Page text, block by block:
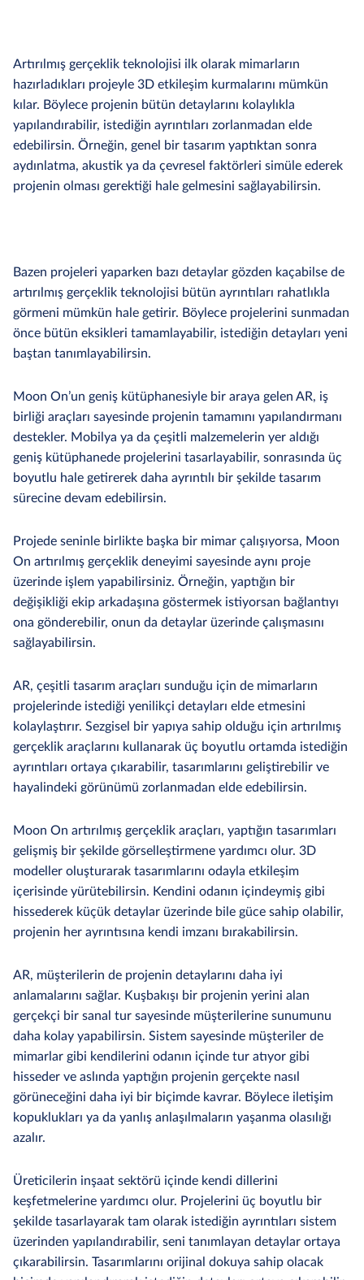
Artırılmış gerçeklik teknolojisi ilk olarak mimarların
hazırladıkları projeyle 3D etkileşim kurmalarını mümkün
kılar. Böylece projenin bütün detaylarını kolaylıkla
yapılandırabilir, istediğin ayrıntıları zorlanmadan elde
edebilirsin. Örneğin, genel bir tasarım yaptıktan sonra
aydınlatma, akustik ya da çevresel faktörleri simüle ederek
projenin olması gerektiği hale gelmesini sağlayabilirsin.
Bazen projeleri yaparken bazı detaylar gözden kaçabilse de
artırılmış gerçeklik teknolojisi bütün ayrıntıları rahatlıkla
görmeni mümkün hale getirir. Böylece projelerini sunmadan
önce bütün eksikleri tamamlayabilir, istediğin detayları yeni
baştan tanımlayabilirsin.
Moon On’un geniş kütüphanesiyle bir araya gelen AR, iş
birliği araçları sayesinde projenin tamamını yapılandırmanı
destekler. Mobilya ya da çeşitli malzemelerin yer aldığı
geniş kütüphanede projelerini tasarlayabilir, sonrasında üç
boyutlu hale getirerek daha ayrıntılı bir şekilde tasarım
sürecine devam edebilirsin.
Projede seninle birlikte başka bir mimar çalışıyorsa, Moon
On artırılmış gerçeklik deneyimi sayesinde aynı proje
üzerinde işlem yapabilirsiniz. Örneğin, yaptığın bir
değişikliği ekip arkadaşına göstermek istiyorsan bağlantıyı
ona gönderebilir, onun da detaylar üzerinde çalışmasını
sağlayabilirsin.
AR, çeşitli tasarım araçları sunduğu için de mimarların
projelerinde istediği yenilikçi detayları elde etmesini
kolaylaştırır. Sezgisel bir yapıya sahip olduğu için artırılmış
gerçeklik araçlarını kullanarak üç boyutlu ortamda istediğin
ayrıntıları ortaya çıkarabilir, tasarımlarını geliştirebilir ve
hayalindeki görünümü zorlanmadan elde edebilirsin.
Moon On artırılmış gerçeklik araçları, yaptığın tasarımları
gelişmiş bir şekilde görselleştirmene yardımcı olur. 3D
modeller oluşturarak tasarımlarını odayla etkileşim
içerisinde yürütebilirsin. Kendini odanın içindeymiş gibi
hissederek küçük detaylar üzerinde bile güce sahip olabilir,
projenin her ayrıntısına kendi imzanı bırakabilirsin.
AR, müşterilerin de projenin detaylarını daha iyi
anlamalarını sağlar. Kuşbakışı bir projenin yerini alan
gerçekçi bir sanal tur sayesinde müşterilerine sunumunu
daha kolay yapabilirsin. Sistem sayesinde müşteriler de
mimarlar gibi kendilerini odanın içinde tur atıyor gibi
hisseder ve aslında yaptığın projenin gerçekte nasıl
görüneceğini daha iyi bir biçimde kavrar. Böylece iletişim
kopuklukları ya da yanlış anlaşılmaların yaşanma olasılığı
azalır.
Üreticilerin inşaat sektörü içinde kendi dillerini
keşfetmelerine yardımcı olur. Projelerini üç boyutlu bir
şekilde tasarlayarak tam olarak istediğin ayrıntıları sistem
üzerinden yapılandırabilir, seni tanımlayan detaylar ortaya
çıkarabilirsin. Tasarımlarını orijinal dokuya sahip olacak